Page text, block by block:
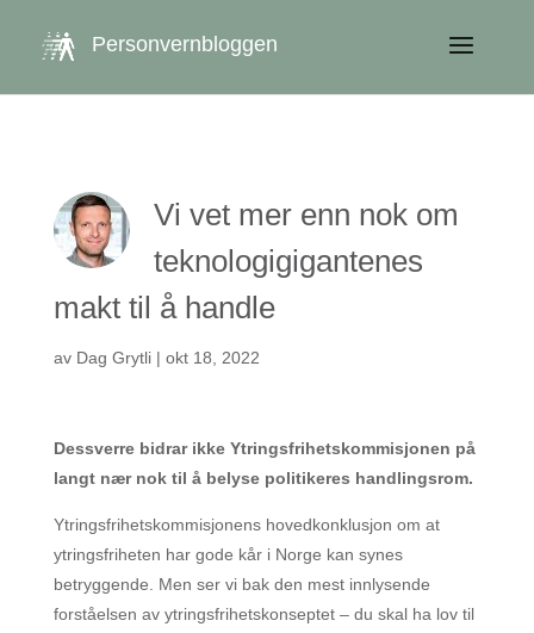
Personvernbloggen
Vi vet mer enn nok om
teknologigigantenes
makt til å handle
av Dag Grytli| okt 18, 2022
Dessverre bidrar ikke Ytringsfrihetskommisjonen på
langt nær nok til å belyse politikeres handlingsrom.
Ytringsfrihetskommisjonens hovedkonklusjon om at
ytringsfriheten har gode kår i Norge kan synes
betryggende. Men ser vi bak den mest innlysende
forståelsen av ytringsfrihetskonseptet – du skal ha lov til